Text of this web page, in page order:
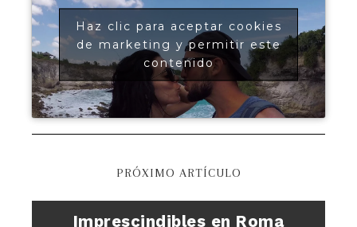
Haz clic para aceptar cookies
de marketing y permitir este
contenido
PRÓXIMO ARTÍCULO
Imprescindibles en Roma